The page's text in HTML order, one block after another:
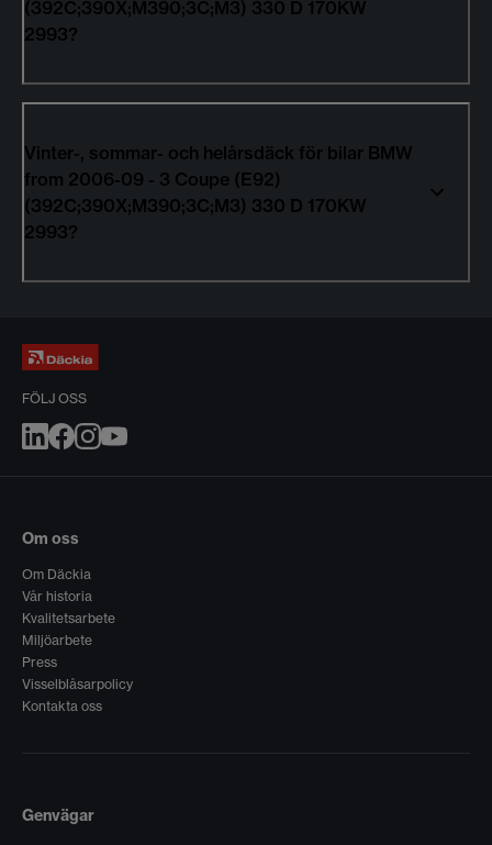
(392C;390X;M390;3C;M3) 330 D 170KW
2993?
Vinter-, sommar- och helårsdäck för bilar BMW
from 2006-09 - 3 Coupe (E92)
(392C;390X;M390;3C;M3) 330 D 170KW
2993?
FÖLJ OSS
Om oss
Om Däckia
Vår historia
Kvalitetsarbete
Miljöarbete
Press
Visselblåsarpolicy
Kontakta oss
Genvägar